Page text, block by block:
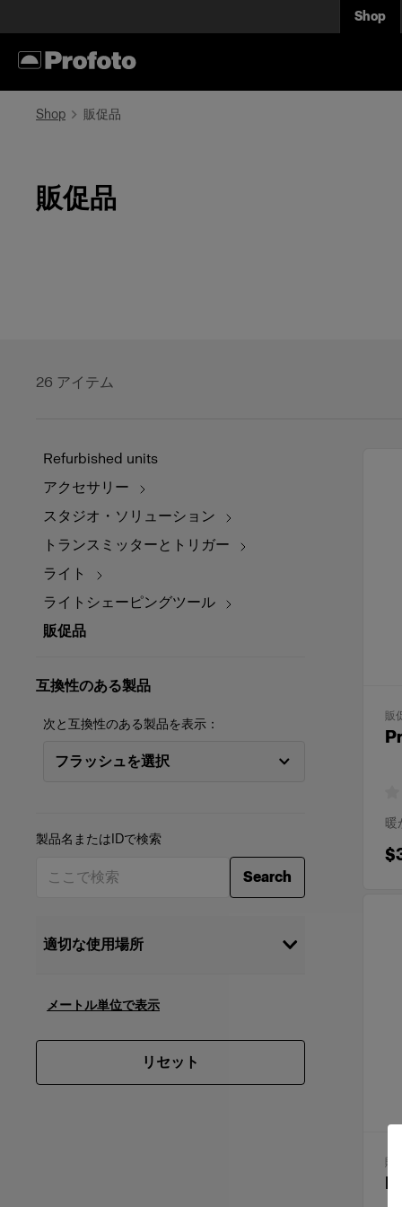
Shop
Shop 販促品
販促品
26 アイテム
Refurbished units
アクセサリー
スタジオ・ソリューション
トランスミッターとトリガー
ライト
ライトシェーピングツール
販促品
互換性のある製品
次と互換性のある製品を表示：
フラッシュを選択
製品名またはIDで検索
Search
適切な使用場所
Cinema
(26)
Selecting multiple categories will show
メートル単位で表示
リセット
販
暖
販